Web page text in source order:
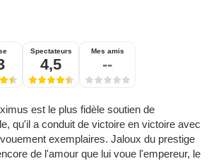
Spectateurs
4,5
Mes amis
--
est le plus fidèle soutien de
qu'il a conduit de victoire en victoire avec
exemplaires. Jaloux du prestige
de l'amour que lui voue l'empereur, le